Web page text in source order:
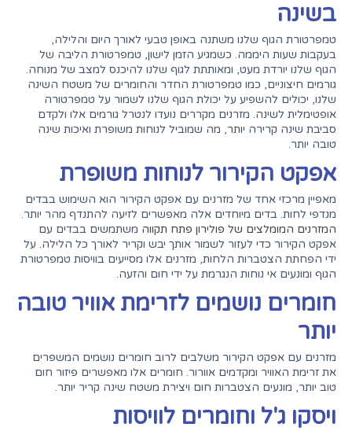
בשינה
טמפרטורת הגוף שלנו משתנה באופן טבעי לאורך היום והלילה,
בעקבות שעות היממה. כשמגיע הזמן לישון, טמפרטורת הליבה של
הגוף שלנו יורדת מעט, ומאותתת לגוף שלנו להיכנס למצב של מנוחה.
גורמים חיצוניים, כמו טמפרטורת החדר והחומרים של משטח השינה
שלנו, יכולים להשפיע על יכולת הגוף שלנו לשמור על טמפרטורה
אופטימלית לשינה. מזרנים מקררים נועדו לנטרל גורמים אלו ולקדם
סביבת שינה קרירה יותר, מה שמוביל לנוחות משופרת ואיכות שינה
טובה יותר.
אפקט הקירור לנוחות משופרת
מאפיין מרכזי אחד של מזרנים עם אפקט הקירור הוא השימוש בבדים
מנדפי לחות. בדים מיוחדים אלה מאפשרים לזיעה להתנדף מהר יותר.
המזרנים המומלצים של פולירון פתח תקווה משתמשים בבדים עם
אפקט הקירור כדי לעזור לשמור אותך יבש וקריר לאורך כל הלילה. על
ידי הפחתת הצטברות הלחות, מזרנים אלו מסייעים בוויסות טמפרטורת
הגוף ומונעים אי נוחות הנגרמת על ידי חום והזעה.
חומרים נושמים לזרימת אוויר טובה
יותר
מזרנים עם אפקט הקירור משלבים לרוב חומרים נושמים המשפרים
את זרימת האוויר ומקדמים אוורור. חומרים אלו מאפשרים פיזור חום
טוב יותר, מונעים הצטברות חום ויצירת משטח שינה קריר יותר.
ויסקו ג'ל וחומרים לוויסות